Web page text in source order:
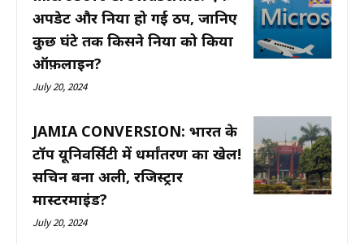
अपडेट और दुनिया हो गई ठप, जानिए
कुछ घंटे तक किसने दुनिया को किया
ऑफ़लाइन?
July 20, 2024
JAMIA CONVERSION: भारत के
टॉप यूनिवर्सिटी में धर्मांतरण का खेल!
सचिन बना अली, रजिस्ट्रार
मास्टरमाइंड?
July 20, 2024